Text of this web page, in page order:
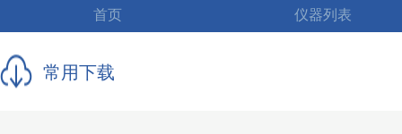
首页 仪器列表
常用下载